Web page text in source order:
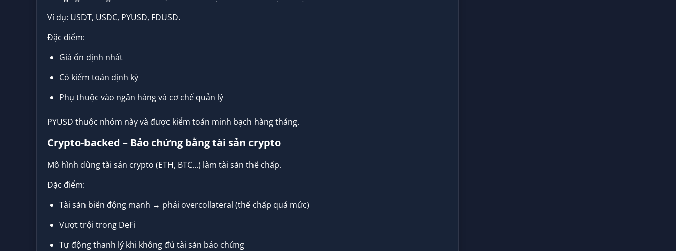
Ví dụ: USDT, USDC, PYUSD, FDUSD.
Đặc điểm:
Giá ổn định nhất
Có kiểm toán định kỳ
Phụ thuộc vào ngân hàng và cơ chế quản lý
PYUSD thuộc nhóm này và được kiểm toán minh bạch hàng tháng.
Crypto-backed – Bảo chứng bằng tài sản crypto
Mô hình dùng tài sản crypto (ETH, BTC…) làm tài sản thế chấp.
Đặc điểm:
Tài sản biến động mạnh → phải overcollateral (thế chấp quá mức)
Vượt trội trong DeFi
Tự động thanh lý khi không đủ tài sản bảo chứng